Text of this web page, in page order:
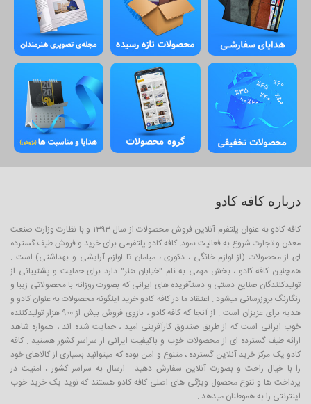
درباره کافه کادو
کافه کادو به عنوان پلتفرم آنلاین فروش محصولات از سال ۱۳۹۳ و با نظارت وزارت صنعت
معدن و تجارت شروع به فعالیت نمود. کافه کادو پلتفرمی برای خرید و فروش طیف گسترده
ای از محصولات (از لوازم خانگی ، دکوری ، مبلمان تا لوازم آرایشی و بهداشتی) است .
همچنین کافه کادو ، بخش مهمی به نام "خیابان هنر" دارد برای حمایت و پشتیبانی از
تولیدکنندگان صنایع دستی و دستآفریده های ایرانی که بصورت روزانه با محصولاتی زیبا و
رنگارنگ بروزرسانی میشود . اعتقاد ما در کافه کادو خرید اینگونه محصولات به عنوان کادو و
هدیه برای عزیزان است . از آنجا که کافه کادو ، بازوی فروش بیش از ۹۰۰ هزار تولیدکننده
خوب ایرانی است که از طریق صندوق کارآفرینی امید ، حمایت شده اند ، همواره شاهد
ارائه طیف گسترده ای از محصولات خوب و باکیفیت ایرانی از سراسر کشور هستید . کافه
کادو یک مرکز خرید آنلاین گسترده ، متنوع و امن بوده که میتوانید بسیاری از کالاهای خود
را با خیال راحت و بصورت آنلاین سفارش دهید . ارسال به سراسر کشور ، امنیت در
پرداخت ها و تنوع محصول ویژگی های اصلی کافه کادو هستند که نوید یک خرید خوب
اینترنتی را به هموطنان میدهد .